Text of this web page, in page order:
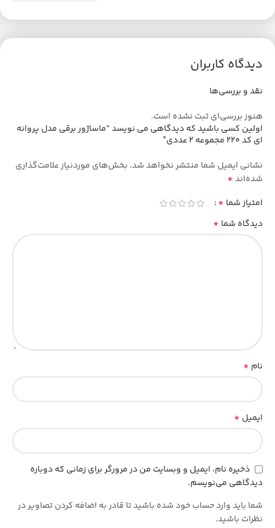
دیدگاه کاربران
نقد و بررسی‌ها
هنوز بررسی‌ای ثبت نشده است.
اولین کسی باشید که دیدگاهی می نویسد “ماساژور برقی مدل پروانه
ای کد 220 مجموعه 2 عددی”
نشانی ایمیل شما منتشر نخواهد شد. بخش‌های موردنیاز علامت‌گذاری
شده‌اند*
امتیاز شما *
دیدگاه شما *
نام *
ایمیل *
ذخیره نام، ایمیل و وبسایت من در مرورگر برای زمانی که دوباره
دیدگاهی می‌نویسم.
شما باید وارد حساب خود شده باشید تا قادر به اضافه کردن تصاویر در
نظرات باشید.